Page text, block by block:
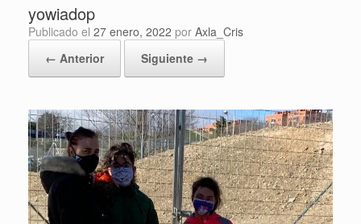
yowiadop
Publicado el 27 enero, 2022 por Axla_Cris
← Anterior
Siguiente →